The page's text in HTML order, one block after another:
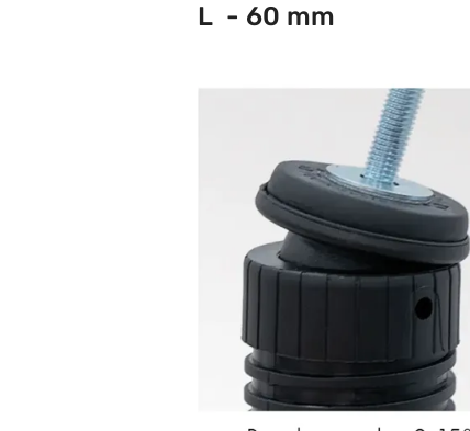
L - 60 mm